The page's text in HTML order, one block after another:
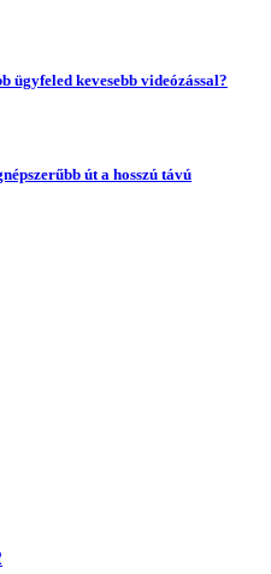
ügyfeled kevesebb videózással?
út a hosszú távú